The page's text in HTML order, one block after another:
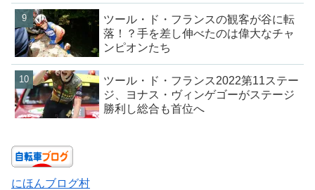
ツール・ド・フランスの観客が谷に転
落！？手を差し伸べたのは偉大なチャ
ンピオンたち
ツール・ド・フランス2022第11ステー
ジ、ヨナス・ヴィンゲゴーがステージ
勝利し総合も首位へ
にほんブログ村